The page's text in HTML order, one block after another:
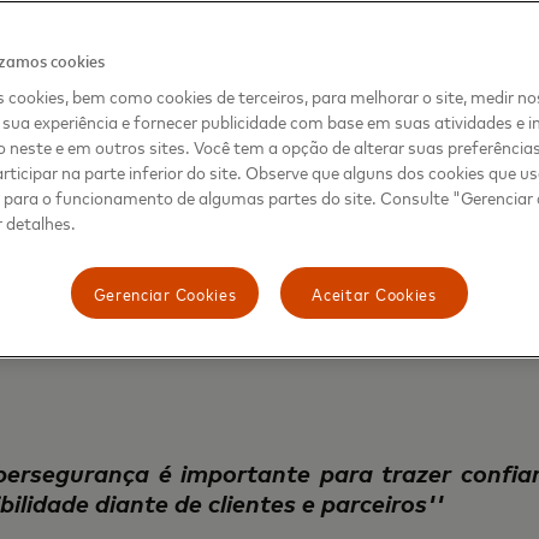
podem ser adotadas por empresas
Os dados trazidos pelo Datafolha
não miram apenas as grandes
sido alvos de ataques e fraudes, 16% são
entre os dias 1º e 25 de fevereiro,
decisão da área de tecnologia de
e seguros, tecnologia e telecom,
dessa consulta, o “Barômetro da
é importante para trazer
diante de clientes e parceiros''
cookies
cookies, bem como cookies de terceiros, para melhorar o site, medir
experiência e fornecer publicidade com base em suas atividades e
neste e em outros sites. Você tem a opção de alterar suas
na parte inferior do site. Observe que alguns dos cookies que
para o funcionamento de algumas partes do site. Consulte "Gerenciar
detalhes.
Aceitar Cookies
Gerenciar Cookies